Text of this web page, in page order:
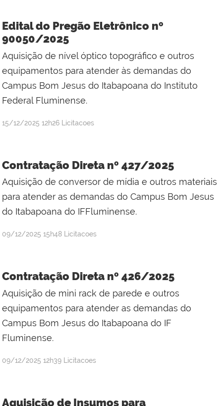
Mineiro
Edital do Pregão Eletrônico nº
90050/2025
Aquisição de nível óptico topográfico e outros
equipamentos para atender às demandas do
Campus Bom Jesus do Itabapoana do Instituto
Federal Fluminense.
por
Mineiro
publicado
15/12/2025 12h26 Licitacoes
Contratação Direta nº 427/2025
Aquisição de conversor de mídia e outros materiais
para atender as demandas do Campus Bom Jesus
do Itabapoana do IFFluminense.
por
Mineiro
publicado
09/12/2025 15h48 Licitacoes
Contratação Direta nº 426/2025
Aquisição de mini rack de parede e outros
equipamentos para atender as demandas do
Campus Bom Jesus do Itabapoana do IF
Fluminense.
por
publicado
09/12/2025 12h39 Licitacoes
Aquisição de Insumos para